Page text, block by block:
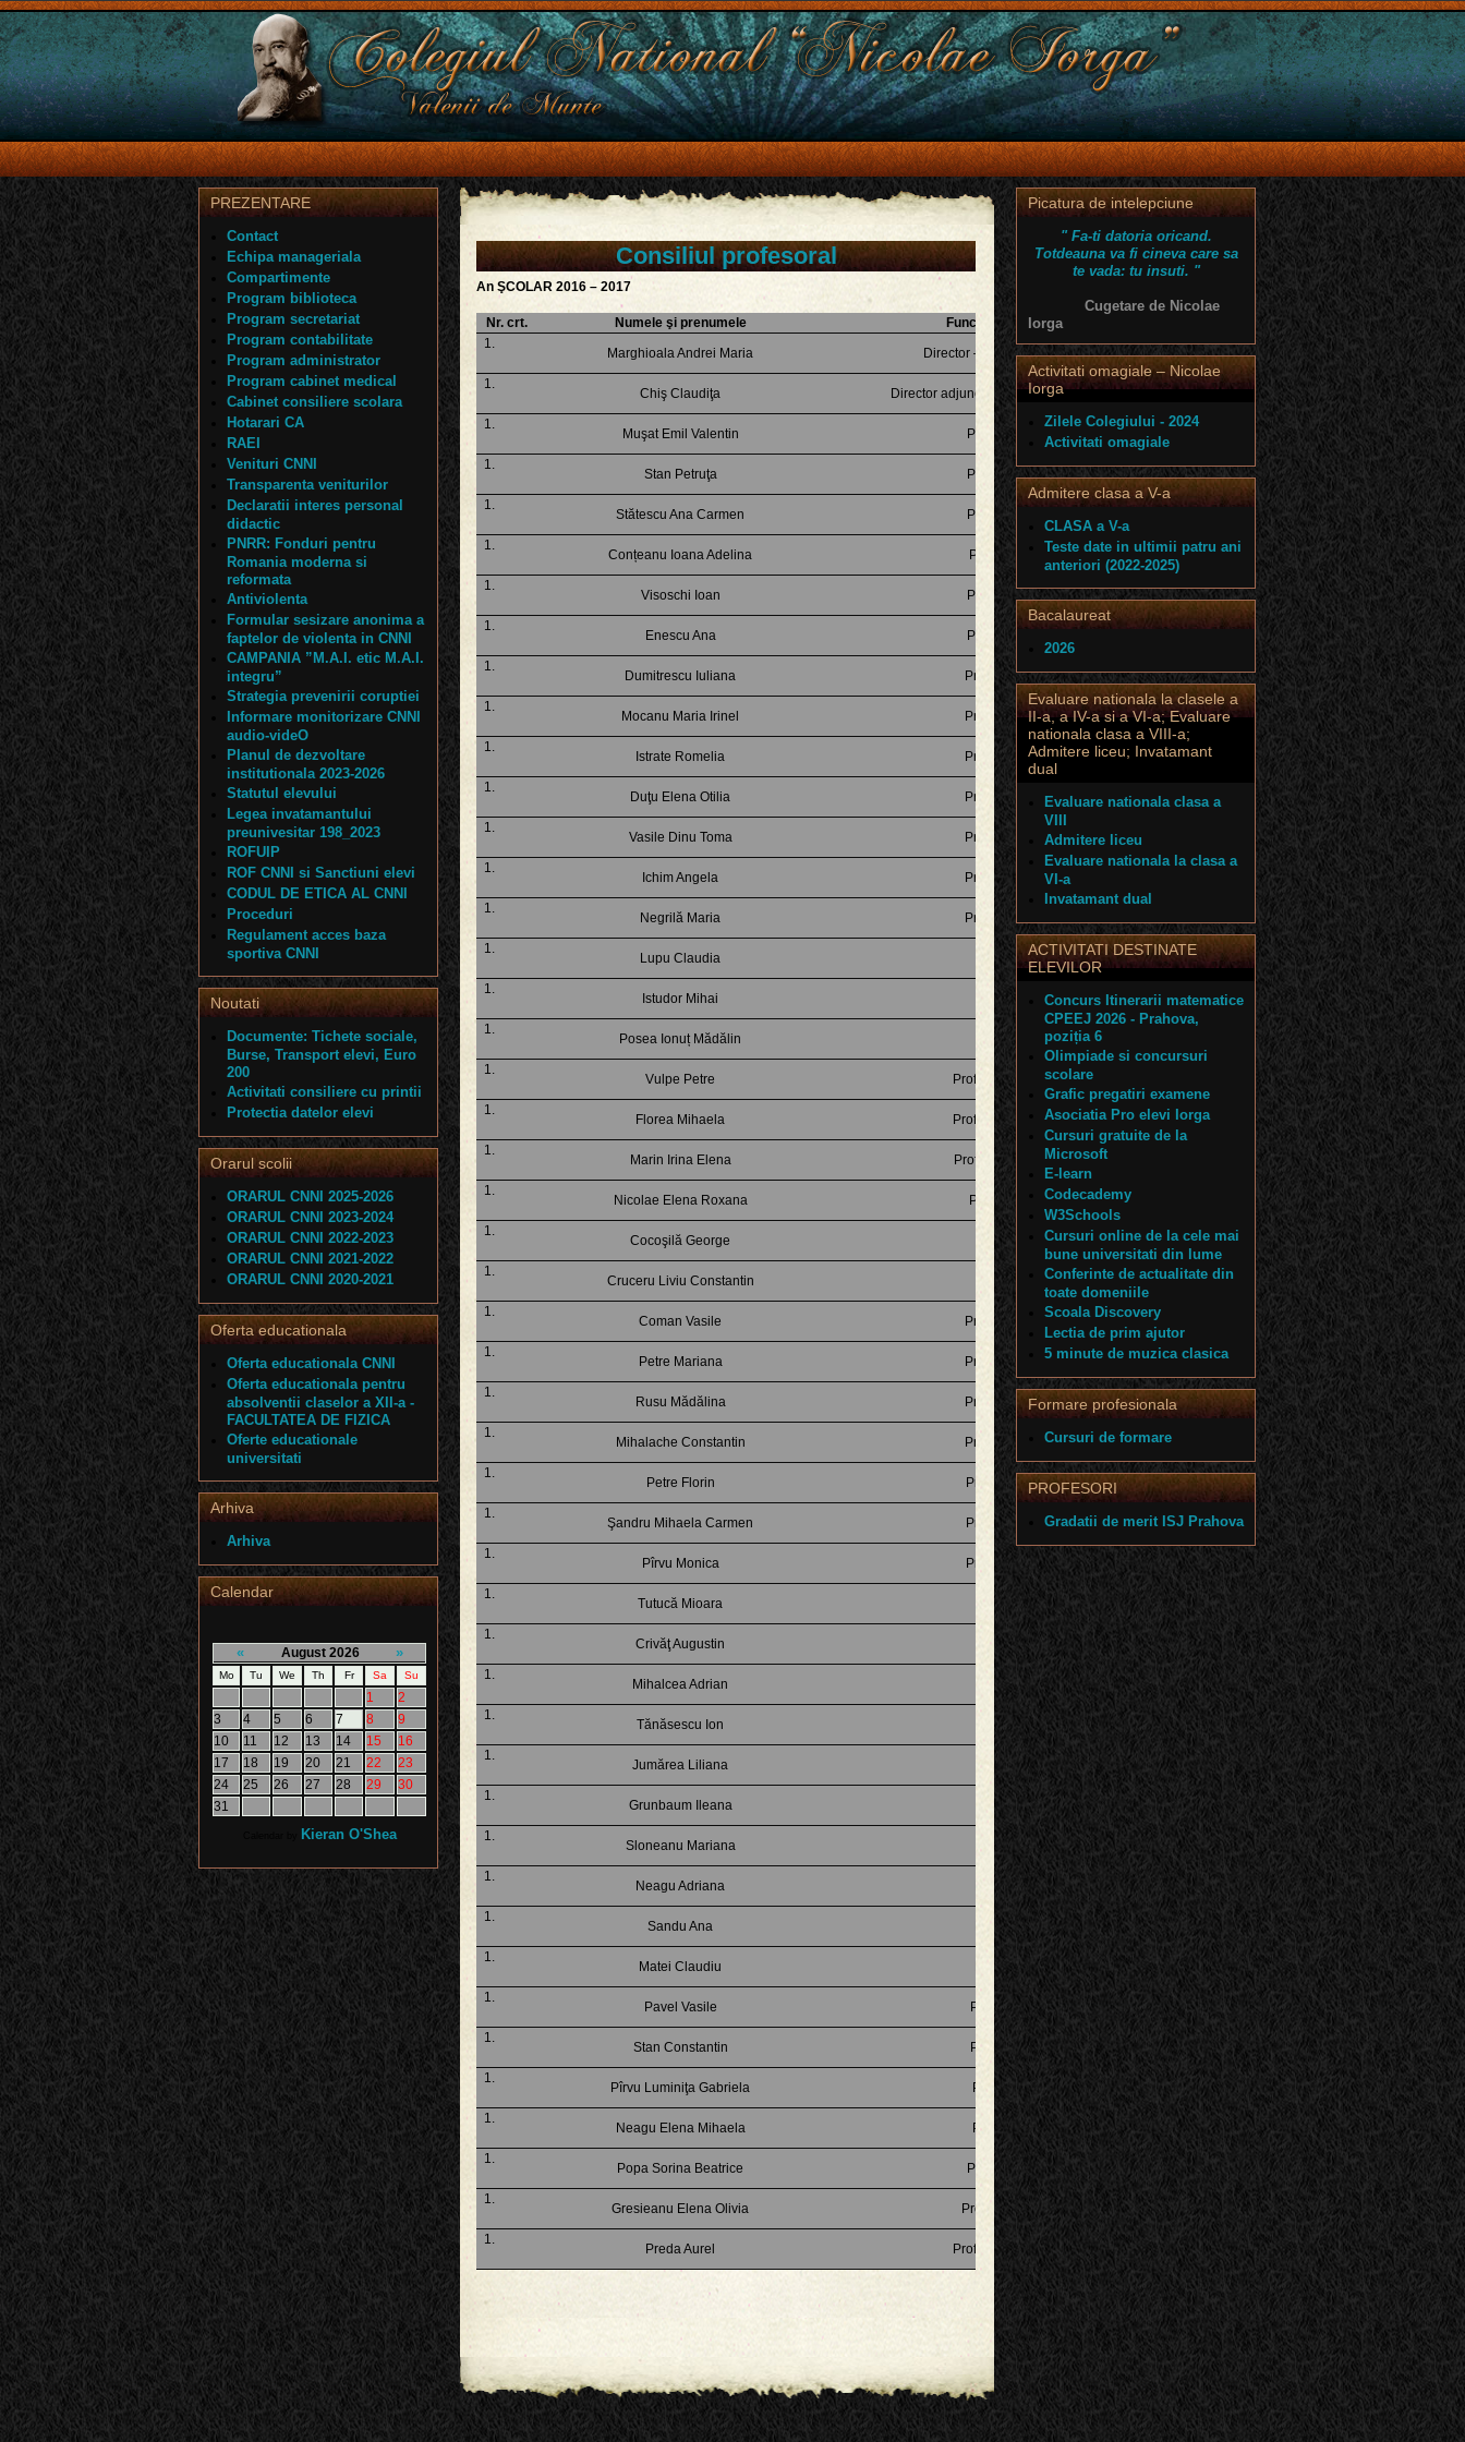
Consiliul profesoral
An ŞCOLAR 2016 – 2017
Nr. crt. Numele şi prenumele
Funcţia / Specialitatea
Marghioala Andrei Maria
Director – profesor matematică
Chiş Claudiţa Director adjunct – profesor limba franceză
Muşat Emil Valentin Prof. lb. română
Stan Petruţa Prof. lb. română
Stătescu Ana Carmen Prof. lb. română
Conțeanu Ioana Adelina Prof. lb română
Visoschi Ioan Prof. lb. română
Enescu Ana Prof. lb. română
Dumitrescu Iuliana Prof . lb. engleză
Mocanu Maria Irinel Prof . lb. engleză
Istrate Romelia Prof . lb. engleză
Duţu Elena Otilia Prof . lb. engleză
Vasile Dinu Toma Prof. lb. franceză
Ichim Angela Prof. lb. franceză
Negrilă Maria Prof. lb. franceză
Lupu Claudia Prof. istorie
Istudor Mihai Prof. istorie
Posea Ionuț Mădălin Prof. istorie
Vulpe Petre Prof .şt. soc. umane
Florea Mihaela Prof .şt. soc. umane
Marin Irina Elena Prof.econ.-antepren.
Nicolae Elena Roxana Prof.psihologie
Cocoşilă George Prof. religie
Cruceru Liviu Constantin Prof. religie
Coman Vasile Prof. matematică
Petre Mariana Prof. matematică
Rusu Mădălina Prof. matematică
Mihalache Constantin Prof. matematică
Petre Florin Prof. informatică
Şandru Mihaela Carmen Prof. informatică
Pîrvu Monica Prof. informatică
Tutucă Mioara Prof.TIC
Crivăţ Augustin Prof. fizică
Mihalcea Adrian Prof. fizică
Tănăsescu Ion Prof. fizică
Jumărea Liliana Prof. fizică
Grunbaum Ileana Prof.chimie
Sloneanu Mariana Prof.chimie
Neagu Adriana Prof. biologie
Sandu Ana Prof. biologie
Matei Claudiu Prof. biologie
Pavel Vasile Prof. geografie
Stan Constantin Prof. geografie
Pîrvu Luminiţa Gabriela Prof. ed. fizică
Neagu Elena Mihaela Prof. ed. fizică
Popa Sorina Beatrice Prof. ed. vizuală
Gresieanu Elena Olivia Prof. ed. muzicală
Preda Aurel Prof. ed. tehnologică
PREZENTARE
Contact
Echipa manageriala
Compartimente
Program biblioteca
Program secretariat
Program contabilitate
Program administrator
Program cabinet medical
Cabinet consiliere scolara
Hotarari CA
RAEI
Venituri CNNI
Transparenta veniturilor
Declaratii interes personal
didactic
PNRR: Fonduri pentru
Romania moderna si
reformata
Antiviolenta
Formular sesizare anonima a
faptelor de violenta in CNNI
CAMPANIA ”M.A.I. etic M.A.I.
integru”
Strategia prevenirii coruptiei
Informare monitorizare CNNI
audio-videO
Planul de dezvoltare
institutionala 2023-2026
Statutul elevului
Legea invatamantului
preunivesitar 198_2023
ROFUIP
ROF CNNI si Sanctiuni elevi
CODUL DE ETICA AL CNNI
Proceduri
Regulament acces baza
sportiva CNNI
Noutati
Documente: Tichete sociale,
Burse, Transport elevi, Euro
200
Activitati consiliere cu printii
Protectia datelor elevi
Orarul scolii
ORARUL CNNI 2025-2026
ORARUL CNNI 2023-2024
ORARUL CNNI 2022-2023
ORARUL CNNI 2021-2022
ORARUL CNNI 2020-2021
Oferta educationala
Oferta educationala CNNI
Oferta educationala pentru
absolventii claselor a XII-a -
FACULTATEA DE FIZICA
Oferte educationale
universitati
Arhiva
Arhiva
Calendar
« August 2026 »
Mo Tu We Th Fr Sa Su
1
2
3
4 5 6 7 8
9
10
11 12 13 14 15
16
17
18 19 20 21 22
23
24
25 26 27 28 29
30
31
Kieran O'Shea
Picatura de intelepciune
" Fa-ti datoria oricand.
Totdeauna va fi cineva care sa
te vada: tu insuti. "
Cugetare de Nicolae
Iorga
Activitati omagiale – Nicolae
Iorga
Zilele Colegiului - 2024
Activitati omagiale
Admitere clasa a V-a
CLASA a V-a
Teste date in ultimii patru ani
anteriori (2022-2025)
Bacalaureat
2026
Evaluare nationala la clasele a
II-a, a IV-a si a VI-a; Evaluare
nationala clasa a VIII-a;
Admitere liceu; Invatamant
dual
Evaluare nationala clasa a
VIII
Admitere liceu
Evaluare nationala la clasa a
VI-a
Invatamant dual
ACTIVITATI DESTINATE
ELEVILOR
Concurs Itinerarii matematice
CPEEJ 2026 - Prahova,
poziția 6
Olimpiade si concursuri
scolare
Grafic pregatiri examene
Asociatia Pro elevi Iorga
Cursuri gratuite de la
Microsoft
E-learn
Codecademy
W3Schools
Cursuri online de la cele mai
bune universitati din lume
Conferinte de actualitate din
toate domeniile
Scoala Discovery
Lectia de prim ajutor
5 minute de muzica clasica
Formare profesionala
Cursuri de formare
PROFESORI
Gradatii de merit ISJ Prahova